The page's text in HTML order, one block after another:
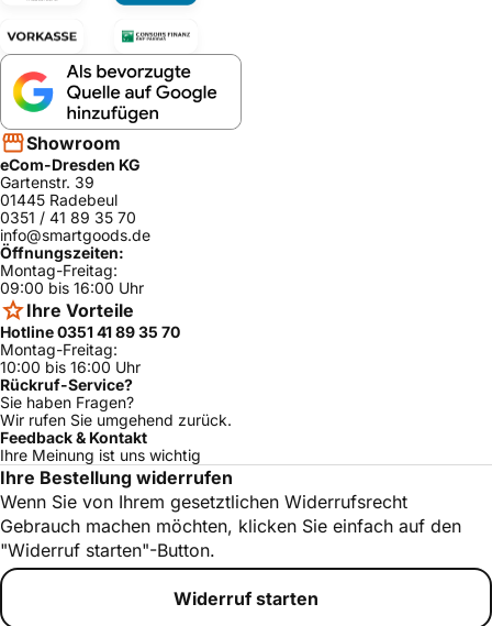
Showroom
eCom-Dresden KG
Gartenstr. 39
01445 Radebeul
0351 / 41 89 35 70
info@smartgoods.de
Öffnungszeiten:
Montag-Freitag:
09:00 bis 16:00 Uhr
Ihre Vorteile
Hotline 0351 41 89 35 70
Montag-Freitag:
10:00 bis 16:00 Uhr
Rückruf-Service?
Sie haben Fragen?
Wir rufen Sie umgehend zurück.
Feedback & Kontakt
Ihre Meinung ist uns wichtig
Ihre Bestellung widerrufen
Wenn Sie von Ihrem gesetztlichen Widerrufsrecht
Gebrauch machen möchten, klicken Sie einfach auf den
"Widerruf starten"-Button.
Widerruf starten